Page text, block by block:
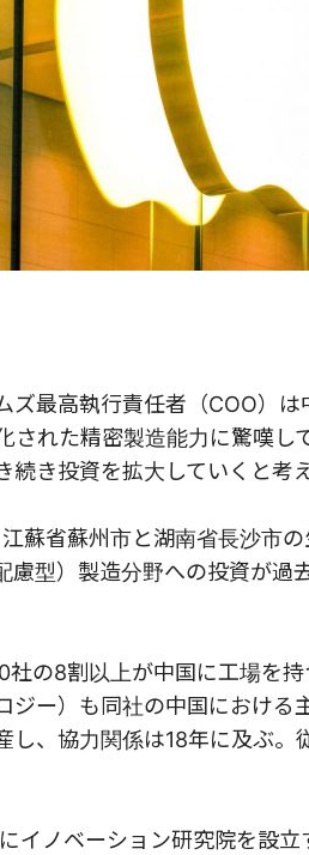
ズ最高執行責任者（COO）
された精密製造能力に驚嘆
き投資を拡大していくと考
蘇省蘇州市と湖南省長沙市
慮型）製造分野への投資が
の8割以上が中国に工場を
ジー）も同社の中国におけ
し、協力関係は18年に及ぶ
イノベーション研究院を設